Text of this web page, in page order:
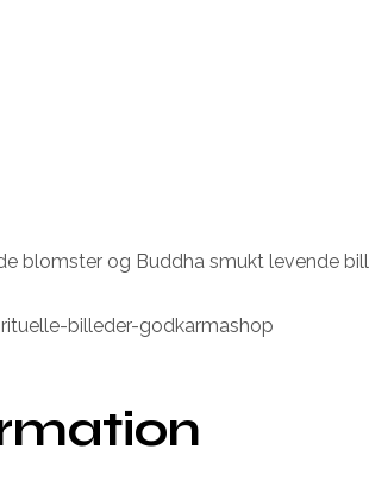
blomster og Buddha smukt levende
billeder-godkarmashop